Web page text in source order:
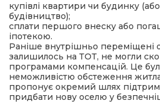
купівлі квартири чи будинку
будівництво);
сплати першого внеску або
іпотекою.
Раніше внутрішньо переміщені
залишилось на ТОТ, не могли
програмами компенсацій. Це
неможливістю обстеження
пропонує окремий шлях
придбати нову оселю у